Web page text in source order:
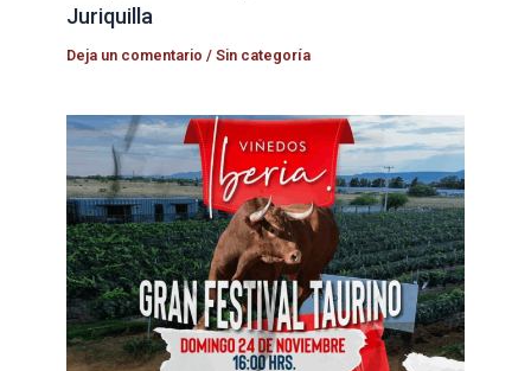
Juriquilla
Deja un comentario /Sin categoría